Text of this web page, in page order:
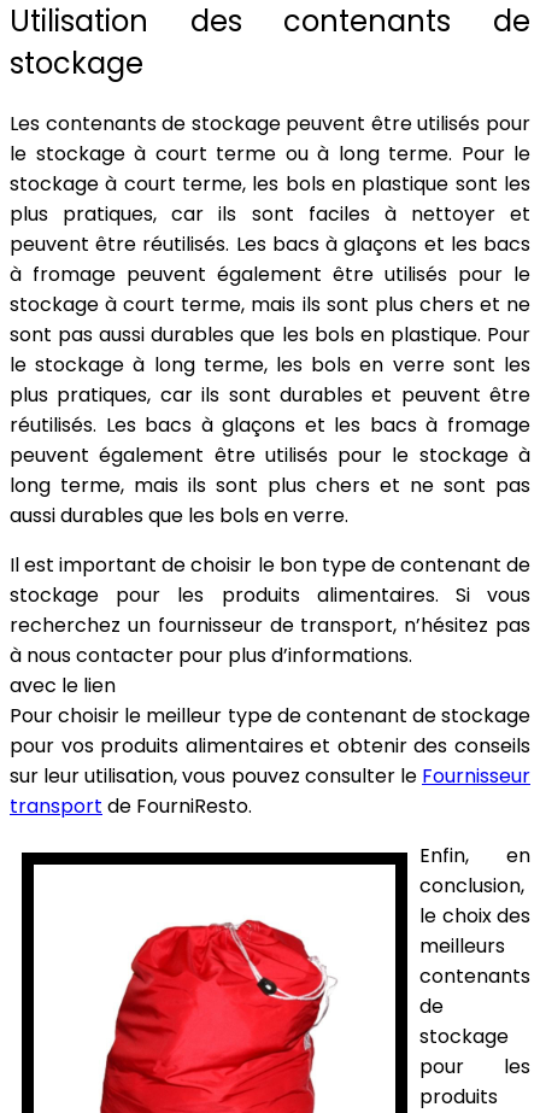
Utilisation des contenants de
stockage
Les contenants de stockage peuvent être utilisés pour
le stockage à court terme ou à long terme. Pour le
stockage à court terme, les bols en plastique sont les
plus pratiques, car ils sont faciles à nettoyer et
peuvent être réutilisés. Les bacs à glaçons et les bacs
à fromage peuvent également être utilisés pour le
stockage à court terme, mais ils sont plus chers et ne
sont pas aussi durables que les bols en plastique. Pour
le stockage à long terme, les bols en verre sont les
plus pratiques, car ils sont durables et peuvent être
réutilisés. Les bacs à glaçons et les bacs à fromage
peuvent également être utilisés pour le stockage à
long terme, mais ils sont plus chers et ne sont pas
aussi durables que les bols en verre.
Il est important de choisir le bon type de contenant de
stockage pour les produits alimentaires. Si vous
recherchez un fournisseur de transport, n’hésitez pas
à nous contacter pour plus d’informations.
avec le lien
Pour choisir le meilleur type de contenant de stockage
pour vos produits alimentaires et obtenir des conseils
sur leur utilisation, vous pouvez consulter le Fournisseur
transport de FourniResto.
Enfin, en
conclusion,
le choix des
meilleurs
contenants
de
stockage
pour les
produits